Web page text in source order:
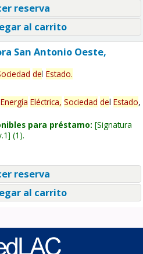
reserva
al carrito
San Antonio Oeste,
del Estado.
Energía Eléctrica, Sociedad del Estado,
para préstamo: Signatura
(1).
reserva
al carrito